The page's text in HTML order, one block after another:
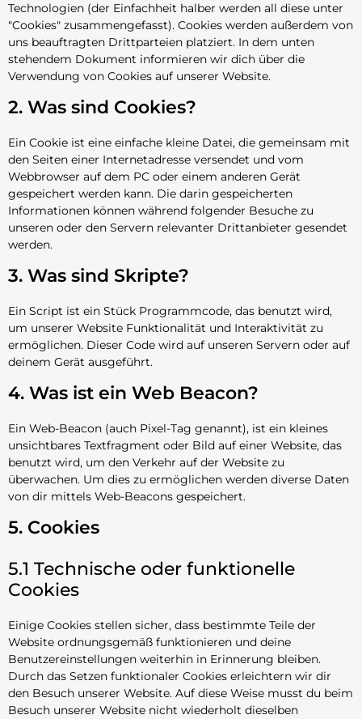
Technologien (der Einfachheit halber werden all diese unter
"Cookies" zusammengefasst). Cookies werden außerdem von
uns beauftragten Drittparteien platziert. In dem unten
stehendem Dokument informieren wir dich über die
Verwendung von Cookies auf unserer Website.
2. Was sind Cookies?
Ein Cookie ist eine einfache kleine Datei, die gemeinsam mit
den Seiten einer Internetadresse versendet und vom
Webbrowser auf dem PC oder einem anderen Gerät
gespeichert werden kann. Die darin gespeicherten
Informationen können während folgender Besuche zu
unseren oder den Servern relevanter Drittanbieter gesendet
werden.
3. Was sind Skripte?
Ein Script ist ein Stück Programmcode, das benutzt wird,
um unserer Website Funktionalität und Interaktivität zu
ermöglichen. Dieser Code wird auf unseren Servern oder auf
deinem Gerät ausgeführt.
4. Was ist ein Web Beacon?
Ein Web-Beacon (auch Pixel-Tag genannt), ist ein kleines
unsichtbares Textfragment oder Bild auf einer Website, das
benutzt wird, um den Verkehr auf der Website zu
überwachen. Um dies zu ermöglichen werden diverse Daten
von dir mittels Web-Beacons gespeichert.
5. Cookies
5.1 Technische oder funktionelle
Cookies
Einige Cookies stellen sicher, dass bestimmte Teile der
Website ordnungsgemäß funktionieren und deine
Benutzereinstellungen weiterhin in Erinnerung bleiben.
Durch das Setzen funktionaler Cookies erleichtern wir dir
den Besuch unserer Website. Auf diese Weise musst du beim
Besuch unserer Website nicht wiederholt dieselben